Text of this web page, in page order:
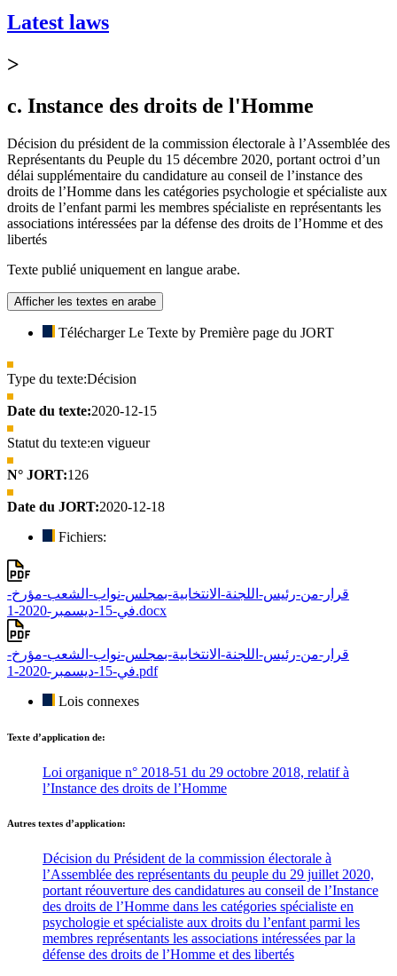
Latest laws
>
c. Instance des droits de l'Homme
Décision du président de la commission électorale à l’Assemblée des
Représentants du Peuple du 15 décembre 2020, portant octroi d’un
délai supplémentaire du candidature au conseil de l’instance des
droits de l’Homme dans les catégories psychologie et spécialiste aux
droits de l’enfant parmi les membres spécialiste en représentants les
associations intéressées par la défense des droits de l’Homme et des
libertés
Texte publié uniquement en langue arabe.
Afficher les textes en arabe
Télécharger Le Texte by Première page du JORT
Type du texte:Décision
Date du texte:2020-12-15
Statut du texte:en vigueur
N° JORT:126
Date du JORT:2020-12-18
Fichiers:
قرار-من-رئيس-اللجنة-الانتخابية-بمجلس-نواب-الشعب-مؤرخ-
في-15-ديسمبر-2020-1.docx
قرار-من-رئيس-اللجنة-الانتخابية-بمجلس-نواب-الشعب-مؤرخ-
في-15-ديسمبر-2020-1.pdf
Lois connexes
Texte d’application de:
Loi organique n° 2018-51 du 29 octobre 2018, relatif à
l’Instance des droits de l’Homme
Autres textes d’application:
Décision du Président de la commission électorale à
l’Assemblée des représentants du peuple du 29 juillet 2020,
portant réouverture des candidatures au conseil de l’Instance
des droits de l’Homme dans les catégories spécialiste en
psychologie et spécialiste aux droits du l’enfant parmi les
membres représentants les associations intéressées par la
défense des droits de l’Homme et des libertés